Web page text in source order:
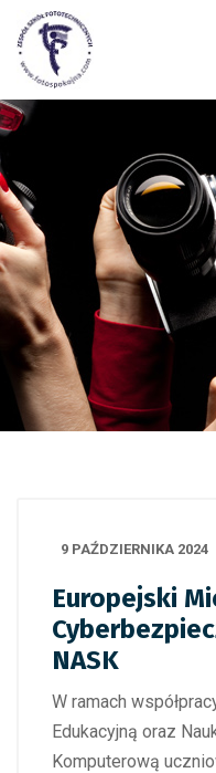
treści
9 PAŹDZIERNIKA 2024
Europejski
NASK
W ramach
Edukacyjną oraz
Komputerową